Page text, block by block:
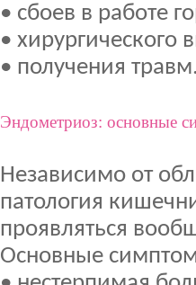
• сбоев в работе
• хирургического
• получения
Эндометриоз: основные
Независимо от
патология
проявляться
Основные